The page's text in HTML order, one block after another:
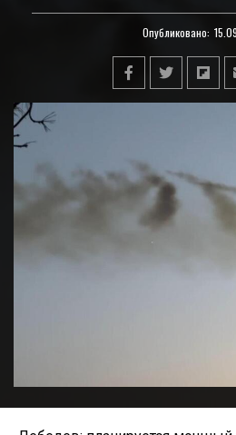
Опубликовано: